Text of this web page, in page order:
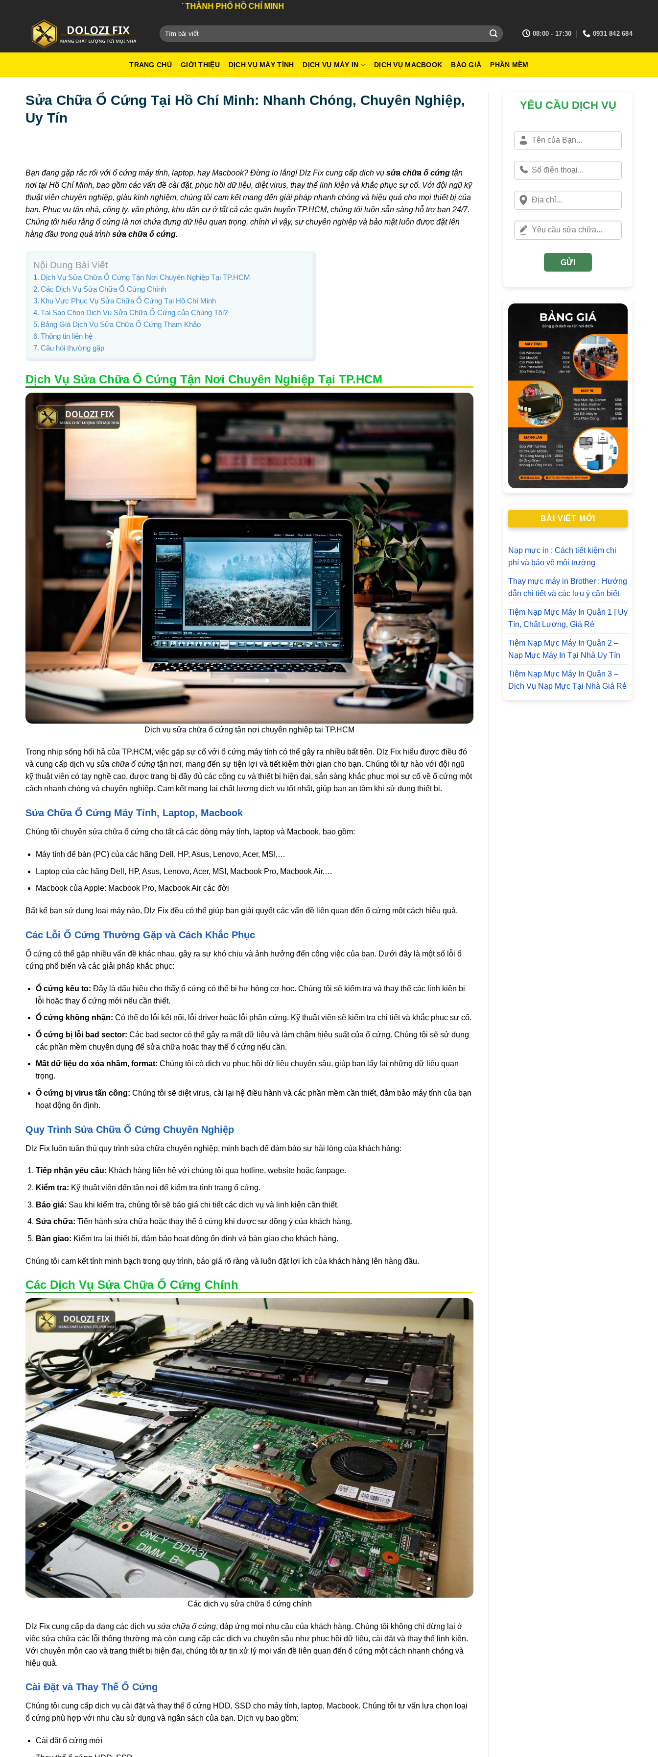
DỊCH VỤ TỐT NHẤT THÀNH PHỐ HỒ CHÍ MINH
08:00 - 17:30 0931 842 684
TRANG CHỦ GIỚI THIỆU DỊCH VỤ MÁY TÍNH DỊCH VỤ MÁY IN DỊCH VỤ MACBOOK BÁO GIÁ PHẦN MỀM
Sửa Chữa Ổ Cứng Tại Hồ Chí Minh: Nhanh Chóng, Chuyên Nghiệp,
Uy Tín
Bạn đang gặp rắc rối với ổ cứng máy tính, laptop, hay Macbook? Đừng lo lắng! Dlz Fix cung cấp dịch vụ sửa chữa ổ cứng tận
nơi tại Hồ Chí Minh, bao gồm các vấn đề cài đặt, phục hồi dữ liệu, diệt virus, thay thế linh kiện và khắc phục sự cố. Với đội ngũ kỹ
thuật viên chuyên nghiệp, giàu kinh nghiệm, chúng tôi cam kết mang đến giải pháp nhanh chóng và hiệu quả cho mọi thiết bị của
bạn. Phục vụ tận nhà, công ty, văn phòng, khu dân cư ở tất cả các quận huyện TP.HCM, chúng tôi luôn sẵn sàng hỗ trợ bạn 24/7.
Chúng tôi hiểu rằng ổ cứng là nơi chứa đựng dữ liệu quan trọng, chính vì vậy, sự chuyên nghiệp và bảo mật luôn được đặt lên
hàng đầu trong quá trình sửa chữa ổ cứng.
Nội Dung Bài Viết
Dịch Vụ Sửa Chữa Ổ Cứng Tận Nơi Chuyên Nghiệp Tại TP.HCM
Các Dịch Vụ Sửa Chữa Ổ Cứng Chính
Khu Vực Phục Vụ Sửa Chữa Ổ Cứng Tại Hồ Chí Minh
Tại Sao Chọn Dịch Vụ Sửa Chữa Ổ Cứng của Chúng Tôi?
Bảng Giá Dịch Vụ Sửa Chữa Ổ Cứng Tham Khảo
Thông tin liên hệ
Câu hỏi thường gặp
Dịch Vụ Sửa Chữa Ổ Cứng Tận Nơi Chuyên Nghiệp Tại TP.HCM
Dịch vụ sửa chữa ổ cứng tận nơi chuyên nghiệp tại TP.HCM
Trong nhịp sống hối hả của TP.HCM, việc gặp sự cố với ổ cứng máy tính có thể gây ra nhiều bất tiện. Dlz Fix hiểu được điều đó
và cung cấp dịch vụ sửa chữa ổ cứng tận nơi, mang đến sự tiện lợi và tiết kiệm thời gian cho bạn. Chúng tôi tự hào với đội ngũ
kỹ thuật viên có tay nghề cao, được trang bị đầy đủ các công cụ và thiết bị hiện đại, sẵn sàng khắc phục mọi sự cố về ổ cứng một
cách nhanh chóng và chuyên nghiệp. Cam kết mang lại chất lượng dịch vụ tốt nhất, giúp bạn an tâm khi sử dụng thiết bị.
Sửa Chữa Ổ Cứng Máy Tính, Laptop, Macbook
Chúng tôi chuyên sửa chữa ổ cứng cho tất cả các dòng máy tính, laptop và Macbook, bao gồm:
Máy tính để bàn (PC) của các hãng Dell, HP, Asus, Lenovo, Acer, MSI,…
Laptop của các hãng Dell, HP, Asus, Lenovo, Acer, MSI, Macbook Pro, Macbook Air,…
Macbook của Apple: Macbook Pro, Macbook Air các đời
Bất kể bạn sử dụng loại máy nào, Dlz Fix đều có thể giúp bạn giải quyết các vấn đề liên quan đến ổ cứng một cách hiệu quả.
Các Lỗi Ổ Cứng Thường Gặp và Cách Khắc Phục
Ổ cứng có thể gặp nhiều vấn đề khác nhau, gây ra sự khó chịu và ảnh hưởng đến công việc của bạn. Dưới đây là một số lỗi ổ
cứng phổ biến và các giải pháp khắc phục:
Ổ cứng kêu to: Đây là dấu hiệu cho thấy ổ cứng có thể bị hư hỏng cơ học. Chúng tôi sẽ kiểm tra và thay thế các linh kiện bị
lỗi hoặc thay ổ cứng mới nếu cần thiết.
Ổ cứng không nhận: Có thể do lỗi kết nối, lỗi driver hoặc lỗi phần cứng. Kỹ thuật viên sẽ kiểm tra chi tiết và khắc phục sự cố.
Ổ cứng bị lỗi bad sector: Các bad sector có thể gây ra mất dữ liệu và làm chậm hiệu suất của ổ cứng. Chúng tôi sẽ sử dụng
các phần mềm chuyên dụng để sửa chữa hoặc thay thế ổ cứng nếu cần.
Mất dữ liệu do xóa nhầm, format: Chúng tôi có dịch vụ phục hồi dữ liệu chuyên sâu, giúp bạn lấy lại những dữ liệu quan
trọng.
Ổ cứng bị virus tấn công: Chúng tôi sẽ diệt virus, cài lại hệ điều hành và các phần mềm cần thiết, đảm bảo máy tính của bạn
hoạt động ổn định.
Quy Trình Sửa Chữa Ổ Cứng Chuyên Nghiệp
Dlz Fix luôn tuân thủ quy trình sửa chữa chuyên nghiệp, minh bạch để đảm bảo sự hài lòng của khách hàng:
Tiếp nhận yêu cầu: Khách hàng liên hệ với chúng tôi qua hotline, website hoặc fanpage.
Kiểm tra: Kỹ thuật viên đến tận nơi để kiểm tra tình trạng ổ cứng.
Báo giá: Sau khi kiểm tra, chúng tôi sẽ báo giá chi tiết các dịch vụ và linh kiện cần thiết.
Sửa chữa: Tiến hành sửa chữa hoặc thay thế ổ cứng khi được sự đồng ý của khách hàng.
Bàn giao: Kiểm tra lại thiết bị, đảm bảo hoạt động ổn định và bàn giao cho khách hàng.
Chúng tôi cam kết tính minh bạch trong quy trình, báo giá rõ ràng và luôn đặt lợi ích của khách hàng lên hàng đầu.
Các Dịch Vụ Sửa Chữa Ổ Cứng Chính
Các dịch vụ sửa chữa ổ cứng chính
Dlz Fix cung cấp đa dạng các dịch vụ sửa chữa ổ cứng, đáp ứng mọi nhu cầu của khách hàng. Chúng tôi không chỉ dừng lại ở
việc sửa chữa các lỗi thông thường mà còn cung cấp các dịch vụ chuyên sâu như phục hồi dữ liệu, cài đặt và thay thế linh kiện.
Với chuyên môn cao và trang thiết bị hiện đại, chúng tôi tự tin xử lý mọi vấn đề liên quan đến ổ cứng một cách nhanh chóng và
hiệu quả.
Cài Đặt và Thay Thế Ổ Cứng
Chúng tôi cung cấp dịch vụ cài đặt và thay thế ổ cứng HDD, SSD cho máy tính, laptop, Macbook. Chúng tôi tư vấn lựa chọn loại
ổ cứng phù hợp với nhu cầu sử dụng và ngân sách của bạn. Dịch vụ bao gồm:
Cài đặt ổ cứng mới
YÊU CẦU DỊCH VỤ
GỬI
BÀI VIẾT MỚI
Nạp mực in : Cách tiết kiệm chi
phí và bảo vệ môi trường
Thay mực máy in Brother : Hướng
dẫn chi tiết và các lưu ý cần biết
Tiệm Nạp Mực Máy In Quận 1 | Uy
Tín, Chất Lượng, Giá Rẻ
Tiệm Nạp Mực Máy In Quận 2 –
Nạp Mực Máy In Tại Nhà Uy Tín
Tiệm Nạp Mực Máy In Quận 3 –
Dịch Vụ Nạp Mực Tại Nhà Giá Rẻ